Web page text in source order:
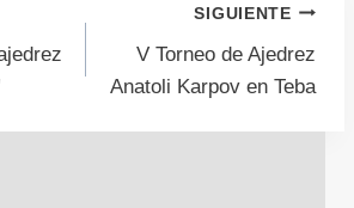
SIGUIENTE
V Torneo de Ajedrez
Anatoli Karpov en Teba